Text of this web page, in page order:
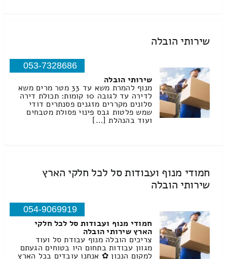
שירותי הובלה
053-7328686
שירותי הובלה
מנוף להמרת משא עד 33 מטר מרים משא
לדירה עד לגובה 10 קומות: תכולת דירה
סלונים מקררים מזגנים פסנתרים דודי
שמש פלטות גבס פינוי פסולת מטבחים
ועוד בהנהלת […]
חמודי מנוף ועבודות סל לכל חלקי הארץ
שירותי הובלה
054-9069919
חמודי מנוף ועבודות סל לכל חלקי
הארץ שירותי הובלה
צריכים הובלה מנוף עבודת סל ועוד
מגוון עבודות בתחום היו בטוחים הגעתם
למקום הנכון ✿ אנחנו עובדים בכל הארץ